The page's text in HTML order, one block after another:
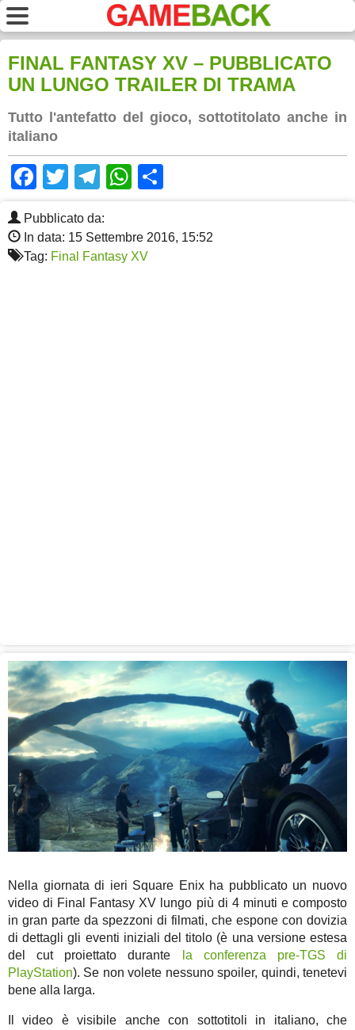
FINAL FANTASY XV – PUBBLICATO
UN LUNGO TRAILER DI TRAMA
Tutto l'antefatto del gioco, sottotitolato anche in
italiano
Facebook
TwitterTelegram
WhatsApp
Pubblicato da:
In data: 15 Settembre 2016, 15:52
Tag: Final Fantasy XV
Nella giornata di ieri Square Enix ha pubblicato un nuovo
video di Final Fantasy XV lungo più di 4 minuti e composto
in gran parte da spezzoni di filmati, che espone con dovizia
di dettagli gli eventi iniziali del titolo (è una versione estesa
del cut proiettato durante
la conferenza pre-TGS di
PlayStation). Se non volete nessuno spoiler, quindi, tenetevi
bene alla larga.
Il video è visibile anche con sottotitoli in italiano, che